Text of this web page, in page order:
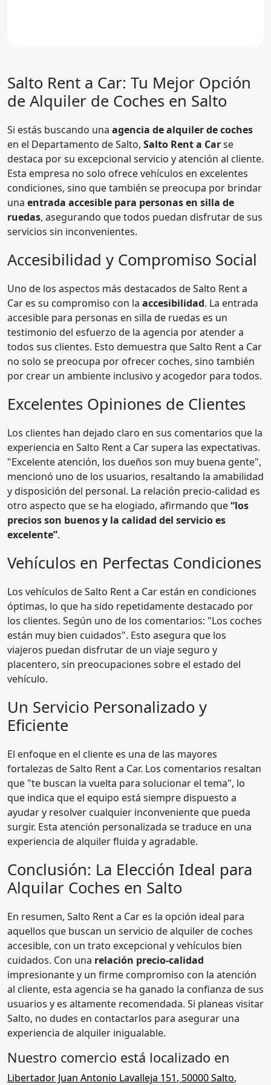
Salto Rent a Car: Tu Mejor Opción
de Alquiler de Coches en Salto
Si estás buscando una agencia de alquiler de coches
en el Departamento de Salto, Salto Rent a Carse
destaca por su excepcional servicio y atención al cliente.
Esta empresa no solo ofrece vehículos en excelentes
condiciones, sino que también se preocupa por brindar
una entrada accesible para personas en silla de
ruedas, asegurando que todos puedan disfrutar de sus
servicios sin inconvenientes.
Accesibilidad y Compromiso Social
Uno de los aspectos más destacados de Salto Rent a
Car es su compromiso con la accesibilidad. La entrada
accesible para personas en silla de ruedas es un
testimonio del esfuerzo de la agencia por atender a
todos sus clientes. Esto demuestra que Salto Rent a Car
no solo se preocupa por ofrecer coches, sino también
por crear un ambiente inclusivo y acogedor para todos.
Excelentes Opiniones de Clientes
Los clientes han dejado claro en sus comentarios que la
experiencia en Salto Rent a Car supera las expectativas.
"Excelente atención, los dueños son muy buena gente",
mencionó uno de los usuarios, resaltando la amabilidad
y disposición del personal. La relación precio-calidad es
otro aspecto que se ha elogiado, afirmando que“los
precios son buenos y la calidad del servicio es
excelente”.
Vehículos en Perfectas Condiciones
Los vehículos de Salto Rent a Car están en condiciones
óptimas, lo que ha sido repetidamente destacado por
los clientes. Según uno de los comentarios: "Los coches
están muy bien cuidados". Esto asegura que los
viajeros puedan disfrutar de un viaje seguro y
placentero, sin preocupaciones sobre el estado del
vehículo.
Un Servicio Personalizado y
Eficiente
El enfoque en el cliente es una de las mayores
fortalezas de Salto Rent a Car. Los comentarios resaltan
que "te buscan la vuelta para solucionar el tema", lo
que indica que el equipo está siempre dispuesto a
ayudar y resolver cualquier inconveniente que pueda
surgir. Esta atención personalizada se traduce en una
experiencia de alquiler fluida y agradable.
Conclusión: La Elección Ideal para
Alquilar Coches en Salto
En resumen, Salto Rent a Car es la opción ideal para
aquellos que buscan un servicio de alquiler de coches
accesible, con un trato excepcional y vehículos bien
cuidados. Con una relación precio-calidad
impresionante y un firme compromiso con la atención
al cliente, esta agencia se ha ganado la confianza de sus
usuarios y es altamente recomendada. Si planeas visitar
Salto, no dudes en contactarlos para asegurar una
experiencia de alquiler inigualable.
Nuestro comercio está localizado en
Libertador Juan Antonio Lavalleja 151, 50000Salto,